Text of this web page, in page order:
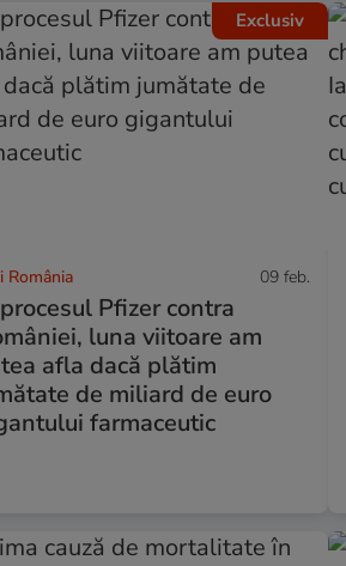
Exclusiv
România 09 feb.
Pfizer contra
luna viitoare am
afla dacă plătim
de miliard de euro
farmaceutic